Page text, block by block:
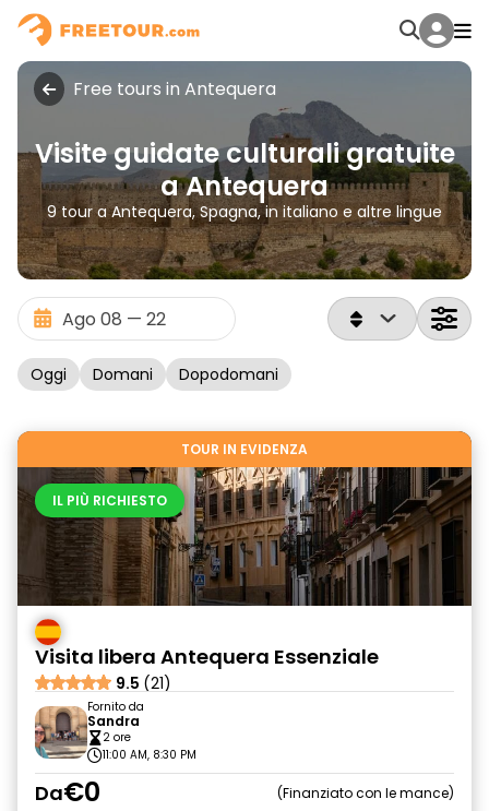
Free tours in Antequera
Visite guidate culturali gratuite
a Antequera
9 tour a Antequera, Spagna, in italiano e altre lingue
Oggi Domani Dopodomani
TOUR IN EVIDENZA
IL PIÙ RICHIESTO
Visita libera Antequera Essenziale
9.5 (21)
Fornito da
Sandra
2 ore
11:00 AM, 8:30 PM
Da€0 Finanziato con le mance